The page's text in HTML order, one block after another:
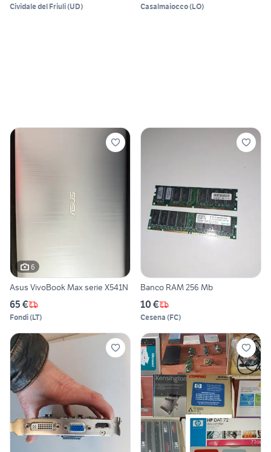
Cividale del Friuli(UD) Casalmaiocco(LO)
6
Asus VivoBook Max serie X541N
65 €
Fondi(LT)
Banco RAM 256 Mb
10 €
Cesena (FC)